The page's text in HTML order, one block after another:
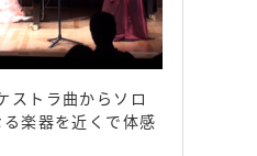
ストラ曲からソロ
楽器を近くで体感